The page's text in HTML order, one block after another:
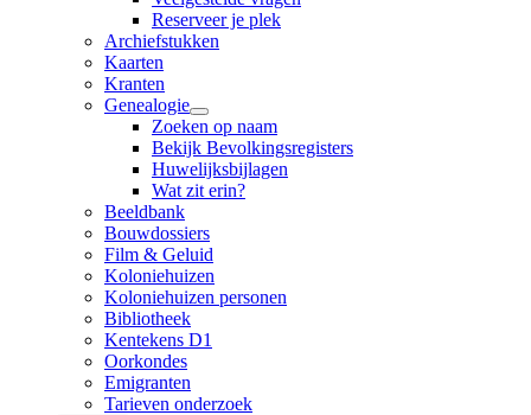
Reserveer je plek
Archiefstukken
Kaarten
Kranten
Genealogie
Zoeken op naam
Bekijk Bevolkingsregisters
Huwelijksbijlagen
Wat zit erin?
Beeldbank
Bouwdossiers
Film & Geluid
Koloniehuizen
Koloniehuizen personen
Bibliotheek
Kentekens D1
Oorkondes
Emigranten
Tarieven onderzoek